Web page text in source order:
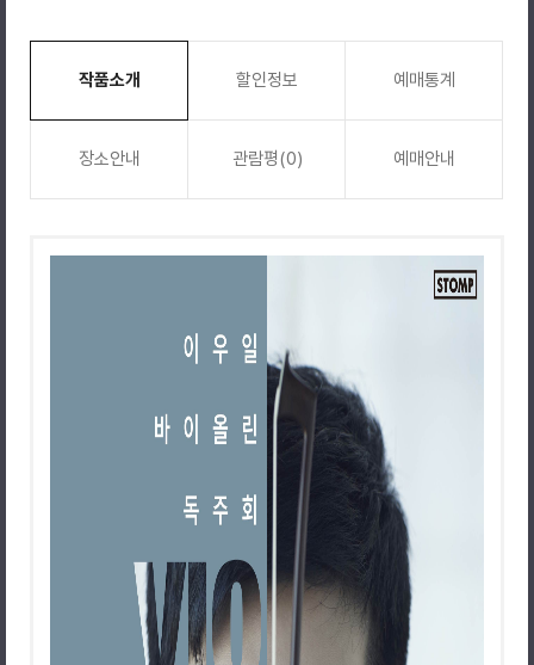
작품소개 할인정보 예매통계
장소안내 관람평(0) 예매안내